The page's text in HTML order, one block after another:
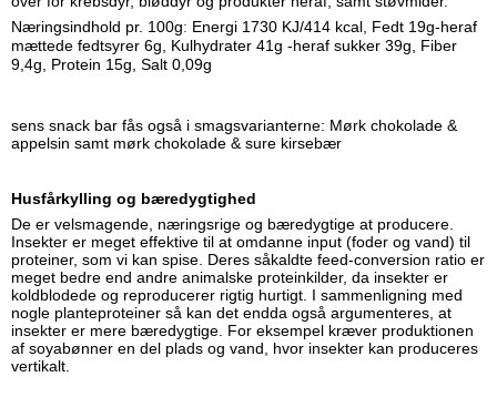
Næringsindhold pr. 100g: Energi 1730 KJ/414 kcal, Fedt 19g-heraf
mættede fedtsyrer 6g, Kulhydrater 41g -heraf sukker 39g, Fiber
9,4g, Protein 15g, Salt 0,09g
sens snack bar fås også i smagsvarianterne: Mørk chokolade &
appelsin samt mørk chokolade & sure kirsebær
Husfårkylling og bæredygtighed
De er velsmagende, næringsrige og bæredygtige at producere.
Insekter er meget effektive til at omdanne input (foder og vand) til
proteiner, som vi kan spise. Deres såkaldte feed-conversion ratio er
meget bedre end andre animalske proteinkilder, da insekter er
koldblodede og reproducerer rigtig hurtigt. I sammenligning med
nogle planteproteiner så kan det endda også argumenteres, at
insekter er mere bæredygtige. For eksempel kræver produktionen
af soyabønner en del plads og vand, hvor insekter kan produceres
vertikalt.